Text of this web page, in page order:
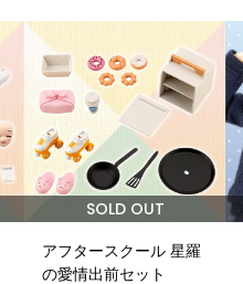
SOLD OUT
アフタースクール 星羅
の愛情出前セット